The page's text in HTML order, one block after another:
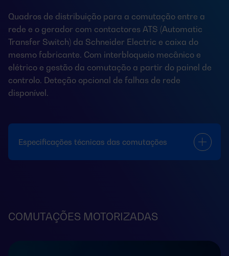
Quadros de distribuição para a comutação entre a
rede e o gerador com contactores ATS (Automatic
Transfer Switch) da Schneider Electric e caixa do
mesmo fabricante. Com interbloqueio mecânico e
elétrico e gestão da comutação a partir do painel de
controlo. Deteção opcional de falhas de rede
disponível.
Especificações técnicas das comutações
COMUTAÇÕES MOTORIZADAS